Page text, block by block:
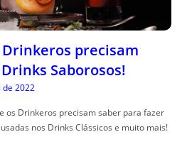
precisam
Saborosos!
de 2022
os Drinkeros precisam saber para fazer
nos Drinks Clássicos e muito mais!